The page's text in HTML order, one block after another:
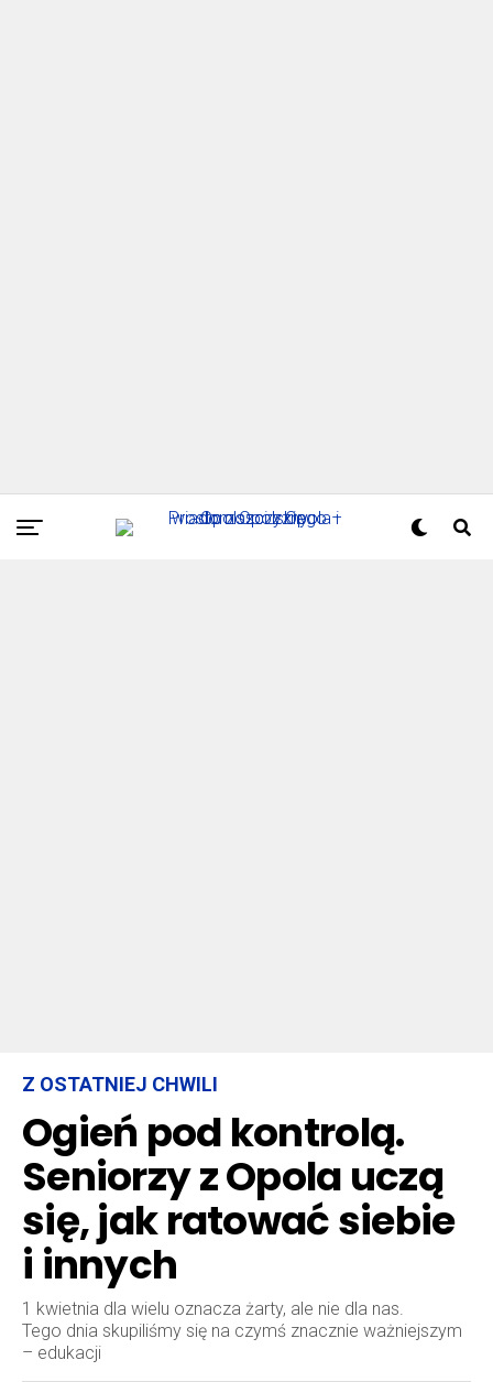
Z OSTATNIEJ CHWILI
Ogień pod kontrolą.
Seniorzy z Opola uczą
się, jak ratować siebie
i innych
1 kwietnia dla wielu oznacza żarty, ale nie dla nas.
Tego dnia skupiliśmy się na czymś znacznie ważniejszym
– edukacji